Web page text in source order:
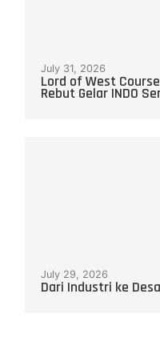
July 31, 2026
Lord of West
Rebut Gelar INDO
July 29, 2026
Dari Industri ke